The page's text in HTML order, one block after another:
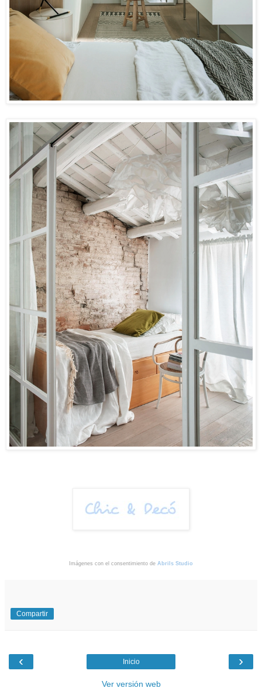
Imágenes con el consentimiento de Abrils Studio
Compartir
‹ ›
Inicio
Ver versión web